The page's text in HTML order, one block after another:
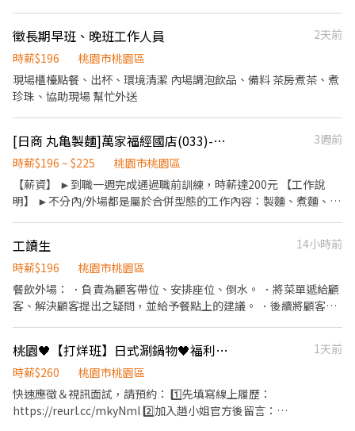
詢服務 3. 店內環境、座位區清潔整理 4. 收銀結帳，開店前準備及閉
店整理作業 5. 完成主管交付工作 ✅工作時段 早班：09:00~18: 中
班：12:00~21:00 晚班：18:00~22:30 (排班區間另安排休息時間，
週六、週日有一天可排班者尤佳。) ※彈性排班可討論喔。週六與週
上。 ✅提供免費溫馨員工餐點、交通便利通勤上班很方便。 ✅歡迎
無餐飲工作經驗、對餐飲業有熱忱的您，加入三澧餐飲集團。 -----
『加入三澧 成為家人』共同創造無限可能。 1998年於台灣成立-日
商三澧餐飲集團 HUMAX ASIA，屬於日本Wondertable餐飲集團在
台分公司。 深耕台灣多年的日本與義大利美食連鎖品牌，旗下六大
連鎖餐飲品牌包含， ★義式料理餐廳：BELLINI CAFFÈ、BELLINI
Paradise壽喜燒 ★日式天婦羅專門店：天吉屋、吉天麩羅 全台直營
店鋪皆位於各大百貨商場，並持續穩定發展中。 -------------------
------------------------------------------------------- 【應徵須
知】 ①詳閱工作內容後，請審慎提出應徵申請。 ②履歷初審合適
者，將邀請實體面談，初審資格不符者則不另行通知。 ③錄取的實
際任用職稱及薪資，依面談結果與經驗核定職級。
徵長期早班、晚班工作人員
2天前
時薪$196
桃園市桃園區
現場櫃檯點餐、出杯、環境清潔 內場調泡飲品、備料 茶房煮茶、煮
珍珠、協助現場 幫忙外送
[日商 丸亀製麵]萬家福經國店(033)-長期兼職夥伴/廚助/工讀生/彈性排班
3週前
時薪$196 ~ $225
桃園市桃園區
【薪資】 ►到職一週完成通過職前訓練，時薪達200元 【工作說
明】 ►不分內/外場都是屬於合併型態的工作內容：製麵、煮麵、製
時請於主管確認排班時間） 【薪資福利】 1. 提供員工餐 2. 國定假日
雙倍薪 3. 提供優秀同仁績效獎金 4. 久任獎金 5. 生日禮卷 6. 滿年資
享特休假 7.福委會福利補助 ★★多項福利歡迎您加入我們★★ 總是
提供好吃日式餐飲的公司 台灣東利多(丸亀製麵)
工讀生
14小時前
時薪$196
桃園市桃園區
餐飲外場： ．負責為顧客帶位、安排座位、倒水。 ．將菜單遞給顧
客、解決顧客提出之疑問，並給予餐點上的建議。 ．後續將顧客點
負責結帳、收銀等工作。 餐飲內場： ．擔任廚師的助手，處理烹飪
前與烹飪中之準備工作與其他餐廳相關事務。 ．負責洗、剝、削、
切各種食材。 ．負責清理工作環境、設備和餐具。 ．準備不同餐點
所需要的食材。 ．協助測量食材的容量與重量。 ．負責擺盤、打包
外帶服務。
桃園🖤【打烊班】日式涮鍋物🖤福利佳佳🖤同事好相處
1天前
時薪$260
桃園市桃園區
快速應徵＆視訊面試，請預約： 1️⃣先填寫線上履歷：
https://reurl.cc/mkyNml 2️⃣加入趙小姐官方後留言：